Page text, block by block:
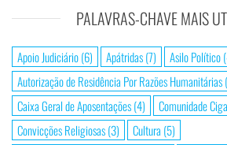
PALAVRAS-CHAVE MAIS
Apoio Judiciário(6) Apátridas(7) Asilo Político
Autorização de Residência Por Razões Humanitárias
Caixa Geral de Aposentações(4) Comunidade
Convicções Religiosas(3) Cultura (5)